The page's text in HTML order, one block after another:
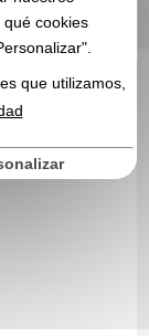
promoción
cookies
que utilizamos,